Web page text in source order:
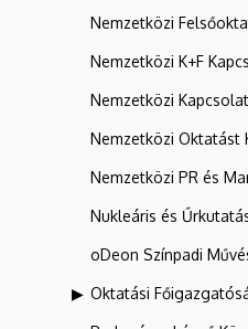
Nemzetközi
Nemzetközi K+F
Nemzetközi
Nemzetközi Oktatást
Nemzetközi PR és
Nukleáris és
oDeon Színpadi
Oktatási